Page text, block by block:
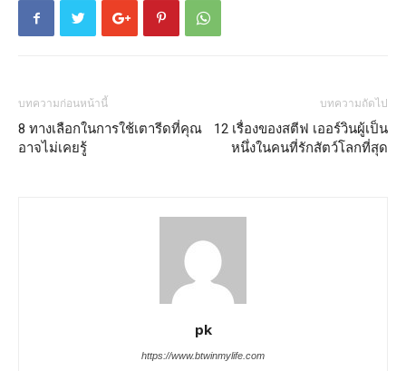
บทความก่อนหน้านี้
8 ทางเลือกในการใช้เตารีดที่คุณ
อาจไม่เคยรู้
บทความถัดไป
12 เรื่องของสตีฟ เออร์วินผู้เป็น
หนึ่งในคนที่รักสัตว์โลกที่สุด
pk
https://www.btwinmylife.com